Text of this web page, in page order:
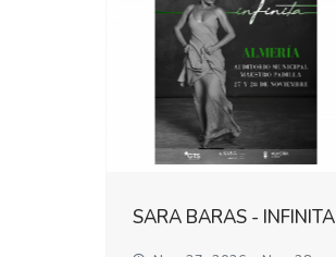
SARA BARAS - INFINITA